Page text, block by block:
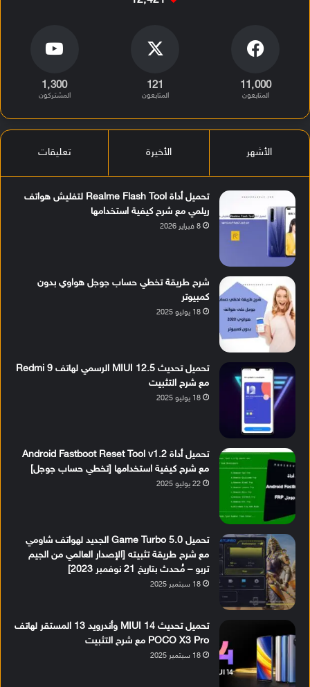
11٬000
المتابعون
121
المتابعون
1٬300
المشتركون
الأشهر الأخيرة تعليقات
تحميل أداة Realme Flash Tool لتفليش هواتف
ريلمي مع شرح كيفية استخدامها
8 فبراير 2026
شرح طريقة تخطي حساب جوجل هواوي بدون
كمبيوتر
18 يوليو 2025
تحميل تحديث MIUI 12.5 الرسمي لهاتف Redmi 9
مع شرح التثبيت
18 يوليو 2025
تحميل أداة Android Fastboot Reset Tool v1.2
مع شرح كيفية استخدامها [تخطي حساب جوجل]
22 يوليو 2025
تحميل Game Turbo 5.0 الجديد لهواتف شاومي
مع شرح طريقة تثبيته [الإصدار العالمي من الجيم
تربو – مُحدث بتاريخ 21 نوفمبر 2023]
18 سبتمبر 2025
تحميل تحديث MIUI 14 وأندرويد 13 المستقر لهاتف
POCO X3 Pro مع شرح التثبيت
18 سبتمبر 2025